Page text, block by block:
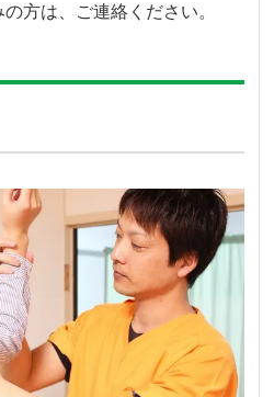
方は、ご連絡ください。